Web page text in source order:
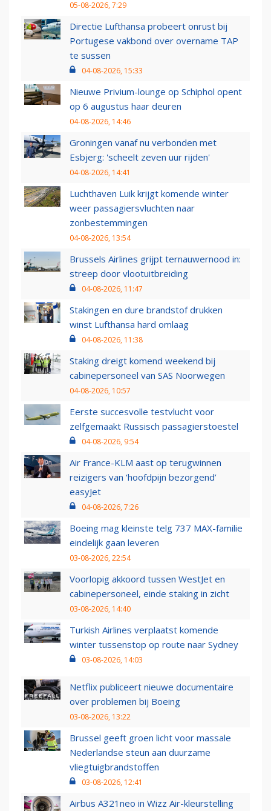
05-08-2026, 7:29
Directie Lufthansa probeert onrust bij
Portugese vakbond over overname TAP
te sussen
04-08-2026, 15:33
Nieuwe Privium-lounge op Schiphol opent
op 6 augustus haar deuren
04-08-2026, 14:46
Groningen vanaf nu verbonden met
Esbjerg: 'scheelt zeven uur rijden'
04-08-2026, 14:41
Luchthaven Luik krijgt komende winter
weer passagiersvluchten naar
zonbestemmingen
04-08-2026, 13:54
Brussels Airlines grijpt ternauwernood in:
streep door vlootuitbreiding
04-08-2026, 11:47
Stakingen en dure brandstof drukken
winst Lufthansa hard omlaag
04-08-2026, 11:38
Staking dreigt komend weekend bij
cabinepersoneel van SAS Noorwegen
04-08-2026, 10:57
Eerste succesvolle testvlucht voor
zelfgemaakt Russisch passagierstoestel
04-08-2026, 9:54
Air France-KLM aast op terugwinnen
reizigers van ‘hoofdpijn bezorgend’
easyJet
04-08-2026, 7:26
Boeing mag kleinste telg 737 MAX-familie
eindelijk gaan leveren
03-08-2026, 22:54
Voorlopig akkoord tussen WestJet en
cabinepersoneel, einde staking in zicht
03-08-2026, 14:40
Turkish Airlines verplaatst komende
winter tussenstop op route naar Sydney
03-08-2026, 14:03
Netflix publiceert nieuwe documentaire
over problemen bij Boeing
03-08-2026, 13:22
Brussel geeft groen licht voor massale
Nederlandse steun aan duurzame
vliegtuigbrandstoffen
03-08-2026, 12:41
Airbus A321neo in Wizz Air-kleurstelling